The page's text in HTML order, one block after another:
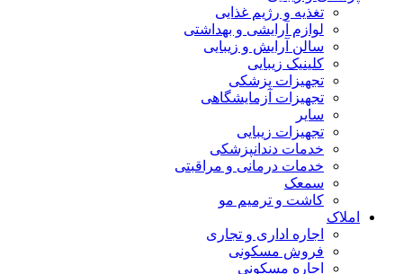
تغذیه و رژیم غذایی
لوازم آرایشی و بهداشتی
سالن آرایش و زیبایی
کلینیک زیبایی
تجهیزات پزشکی
تجهیزات آزمایشگاهی
سایر
تجهیزات زیبایی
خدمات دندانپزشکی
خدمات درمانی و مراقبتی
سمعک
کاشت و ترمیم مو
املاک
اجاره اداری و تجاری
فروش مسکونی
اجاره مسکونی